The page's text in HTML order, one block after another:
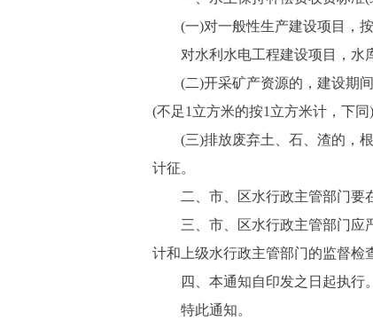
(一)对一般性生产建设项目，按
对水利水电工程建设项目，水库
(二)开采矿产资源的，建设期间
(不足1立方米的按1立方米计，下同)
(三)排放废弃土、石、渣的，根
计征。
二、市、区水行政主管部门要在
三、市、区水行政主管部门应严
计和上级水行政主管部门的监督检
四、本通知自印发之日起执行。
特此通知。